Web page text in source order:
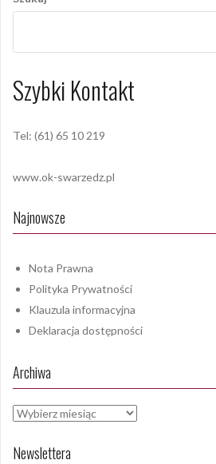
Szybki Kontakt
Tel: (61) 65 10 219
www.ok-swarzedz.pl
Najnowsze
Nota Prawna
Polityka Prywatności
Klauzula informacyjna
Deklaracja dostępności
Archiwa
Archiwa
Newslettera